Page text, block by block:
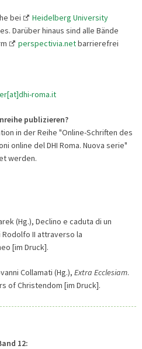
bei
Heidelberg University
Darüber hinaus sind alle Bände
perspectivia.netbarrierefrei
roma.it
publizieren?
in der Reihe "Online-Schriften des
online del DHI Roma. Nuova serie"
werden.
(Hg.), Declino e caduta di un
II attraverso la
[im Druck].
Collamati (Hg.), Extra Ecclesiam.
of Christendom [im Druck].
12: